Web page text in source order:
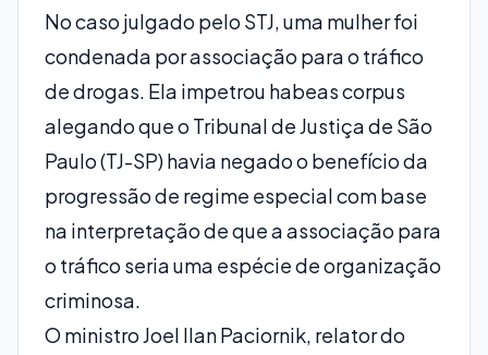
No caso julgado pelo STJ, uma mulher foi
condenada por associação para o tráfico
de drogas. Ela impetrou habeas corpus
alegando que o Tribunal de Justiça de São
Paulo (TJ-SP) havia negado o benefício da
progressão de regime especial com base
na interpretação de que a associação para
o tráfico seria uma espécie de organização
criminosa.
O ministro Joel Ilan Paciornik, relator do